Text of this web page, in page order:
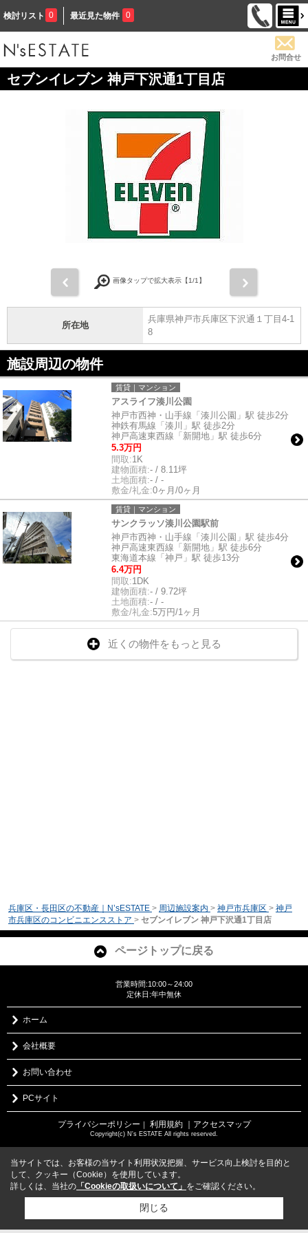
検討リスト 0 最近見た物件 0
お問合せ
セブンイレブン 神戸下沢通1丁目店
画像タップで拡大表示【1/1】
所在地
兵庫県神戸市兵庫区下沢通１丁目4-1
8
施設周辺の物件
賃貸｜マンション
アスライフ湊川公園
神戸市西神・山手線「湊川公園」駅 徒歩2分
神鉄有馬線「湊川」駅 徒歩2分
神戸高速東西線「新開地」駅 徒歩6分
5.3万円
間取:1K
建物面積:- / 8.11坪
土地面積:- / -
敷金/礼金:0ヶ月/0ヶ月
賃貸｜マンション
サンクラッソ湊川公園駅前
神戸市西神・山手線「湊川公園」駅 徒歩4分
神戸高速東西線「新開地」駅 徒歩6分
東海道本線「神戸」駅 徒歩13分
6.4万円
間取:1DK
建物面積:- / 9.72坪
土地面積:- / -
敷金/礼金:5万円/1ヶ月
近くの物件をもっと見る
兵庫区・長田区の不動産｜N’sESTATE > 周辺施設案内 > 神戸市兵庫区 > 神戸
市兵庫区のコンビニエンスストア > セブンイレブン 神戸下沢通1丁目店
ページトップに戻る
営業時間:10:00～24:00
定休日:年中無休
ホーム
会社概要
お問い合わせ
PCサイト
プライバシーポリシー ｜ 利用規約 ｜アクセスマップ
Copyright(c) N's ESTATE All rights reserved.
当サイトでは、お客様の当サイト利用状況把握、サービス向上検討を目的と
して、クッキー（Cookie）を使用しています。
詳しくは、当社の 「Cookieの取扱いについて」 をご確認ください。
閉じる